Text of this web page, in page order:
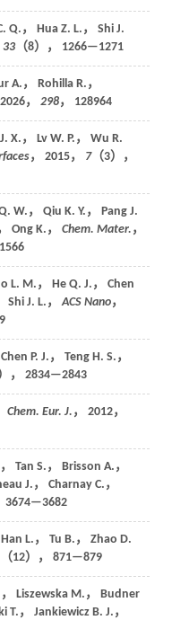
Q.， Hua Z. L.， Shi J.
33（8）， 1266—1271
A.， Rohilla R.，
2026， 298， 128964
X.， Lv W. P.， Wu R.
， 2015， 7（3），
W.， Qiu K. Y.， Pang J.
Ong K.， Chem. Mater. ，
L. M.， He Q. J.， Chen
Shi J. L.，ACS Nano，
P. J.， Teng H. S.，
， 2834—2843
Chem. Eur. J. ， 2012，
Tan S.， Brisson A.，
J.， Charnay C.，
3674—3682
L.， Tu B.， Zhao D.
（12）， 871—879
Liszewska M.， Budner
T.， Jankiewicz B. J.，